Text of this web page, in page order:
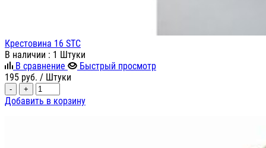
Крестовина 16 STC
В наличии : 1 Штуки
В сравнение
Быстрый просмотр
195 руб. / Штуки
- +
Добавить в корзину